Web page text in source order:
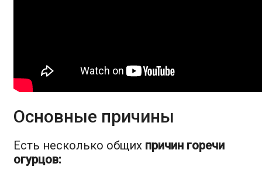
Основные причины
Есть несколько общих причин горечи
огурцов: